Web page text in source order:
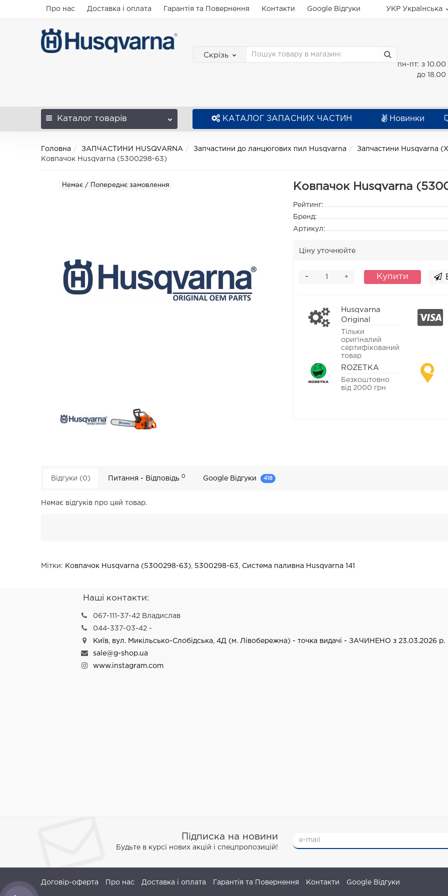
Про нас Доставка і оплата Гарантія та Повернення Контакти Google Відгуки УКР Українська
Скрізь
пн-пт: з 10.00
до 18.00
Каталог товарів КАТАЛОГ ЗАПАСНИХ ЧАСТИН Новинки
Головна ЗАПЧАСТИНИ HUSQVARNA Запчастини до ланцюгових пил Husqvarna Запчастини Husqvarna
Ковпачок Husqvarna (5300298-63)
Немає / Попереднє замовлення Ковпачок Husqvarna
Рейтинг:
Бренд:
Артикул:
Ціну уточнюйте
+
- Купити
Husqvarna
Original
Тільки
оригіналий
сертифікований
товар
ROZETKA
Безкоштовно
від 2000 грн
Відгуки (0) Питання - Відповідь0 Google Відгуки 418
Немає відгуків про цей товар.
Мітки: Ковпачок Husqvarna (5300298-63) 5300298-63 Система паливна Husqvarna 141
Наші контакти:
067-111-37-42 Владислав
044-337-03-42 -
Київ, вул. Микільсько-Слобідська, 4Д (м. Лівобережна) - точка видачі - ЗАЧИНЕНО з 23.03.2026 р.
sale@g-shop.ua
www.instagram.com
Підписка на новини
Будьте в курсі нових акцій і спецпропозицій!
Договір-оферта Про нас Доставка і оплата Гарантія та Повернення Контакти Google Відгуки